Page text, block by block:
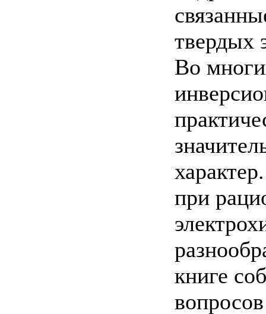
твердых
Во
при
книге